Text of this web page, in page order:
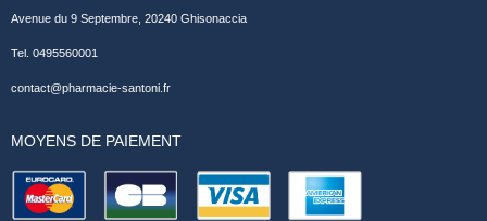
Avenue du 9 Septembre, 20240 Ghisonaccia
Tel. 0495560001
contact@pharmacie-santoni.fr
MOYENS DE PAIEMENT